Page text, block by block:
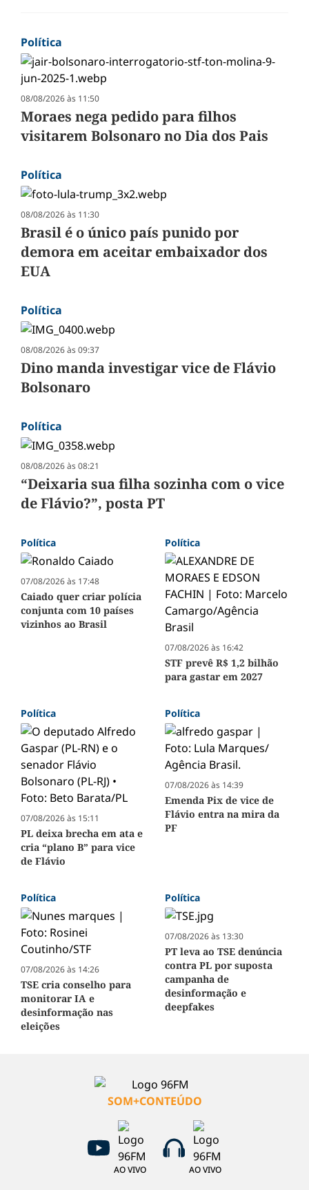
Política
08/08/2026 às 11:50
Moraes nega pedido para filhos
visitarem Bolsonaro no Dia dos Pais
Política
08/08/2026 às 11:30
Brasil é o único país punido por
demora em aceitar embaixador dos
EUA
Política
08/08/2026 às 09:37
Dino manda investigar vice de Flávio
Bolsonaro
Política
08/08/2026 às 08:21
“Deixaria sua filha sozinha com o vice
de Flávio?”, posta PT
Política
07/08/2026 às 17:48
Caiado quer criar polícia
conjunta com 10 países
vizinhos ao Brasil
Política
07/08/2026 às 16:42
STF prevê R$ 1,2 bilhão
para gastar em 2027
Política
07/08/2026 às 15:11
PL deixa brecha em ata e
cria “plano B” para vice
de Flávio
Política
07/08/2026 às 14:39
Emenda Pix de vice de
Flávio entra na mira da
PF
Política
07/08/2026 às 14:26
TSE cria conselho para
monitorar IA e
desinformação nas
eleições
Política
07/08/2026 às 13:30
PT leva ao TSE denúncia
contra PL por suposta
campanha de
desinformação e
deepfakes
SOM+CONTEÚDO
AO VIVO AO VIVO